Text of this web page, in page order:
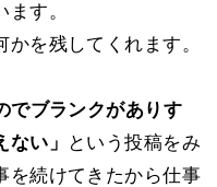
す。
を残してくれます。
でブランクがありす
い」
という投稿をみ
を続けてきたから仕事